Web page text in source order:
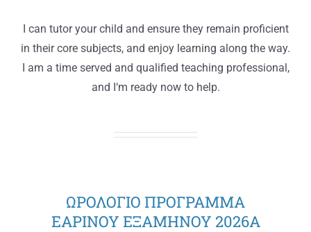
I can tutor your child and ensure they remain proficient
in their core subjects, and enjoy learning along the way.
I am a time served and qualified teaching professional,
and I‘m ready now to help.
ΩΡΟΛΟΓΙΟ ΠΡΟΓΡΑΜΜΑ
ΕΑΡΙΝΟΥ ΕΞΑΜΗΝΟΥ 2026Α